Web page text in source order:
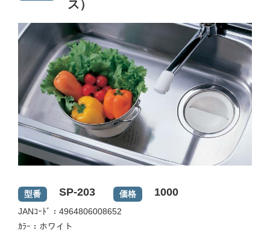
ス）
SP-203 1000
JANｺｰﾄﾞ：4964806008652
ｶﾗｰ：ホワイト